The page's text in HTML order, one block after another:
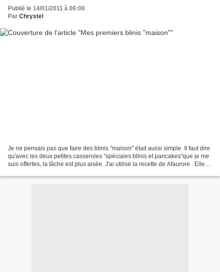
Publié le 14/01/2011 à 06:00
Par Chrystel
Je ne pensais pas que faire des blinis "maison" était aussi simple. Il faut dire
qu'avec les deux petites casseroles "spéciales blinis et pancakes"que je me
suis offertes, la tâche est plus aisée. J'ai utilisé la recette de Afaurore . Elle